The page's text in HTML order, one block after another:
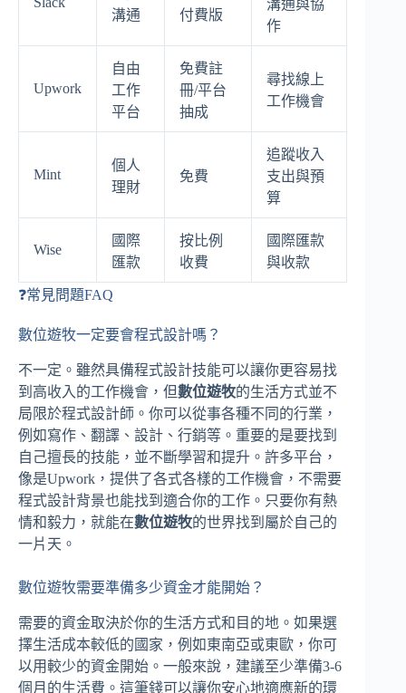
溝通
付費版
溝通與協
作
Upwork
自由
工作
平台
免費註
冊/平台
抽成
尋找線上
工作機會
Mint
個人
理財
免費
追蹤收入
支出與預
算
Wise
國際
匯款
按比例
收費
國際匯款
與收款
❓常見問題FAQ
數位遊牧一定要會程式設計嗎？
不一定。雖然具備程式設計技能可以讓你更容易找
到高收入的工作機會，但數位遊牧的生活方式並不
局限於程式設計師。你可以從事各種不同的行業，
例如寫作、翻譯、設計、行銷等。重要的是要找到
自己擅長的技能，並不斷學習和提升。許多平台，
像是Upwork，提供了各式各樣的工作機會，不需要
程式設計背景也能找到適合你的工作。只要你有熱
情和毅力，就能在數位遊牧的世界找到屬於自己的
一片天。
數位遊牧需要準備多少資金才能開始？
需要的資金取決於你的生活方式和目的地。如果選
擇生活成本較低的國家，例如東南亞或東歐，你可
以用較少的資金開始。一般來說，建議至少準備3-6
個月的生活費。這筆錢可以讓你安心地適應新的環